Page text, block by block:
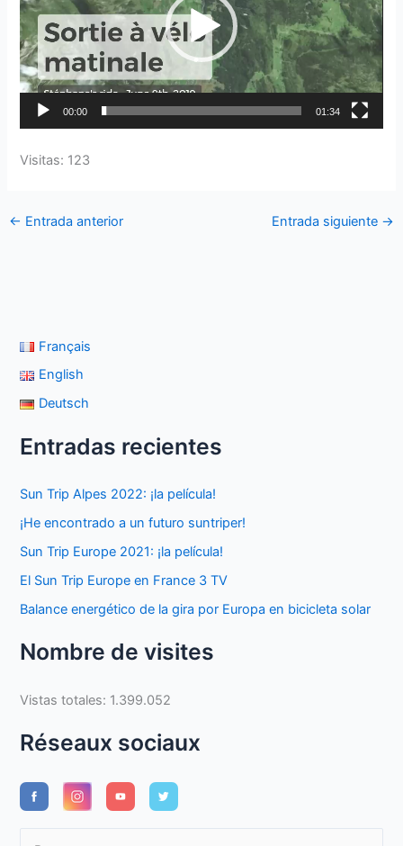
00:00 01:34
Visitas: 123
← Entrada anterior Entrada siguiente →
Français
English
Deutsch
Entradas recientes
Sun Trip Alpes 2022: ¡la película!
¡He encontrado a un futuro suntriper!
Sun Trip Europe 2021: ¡la película!
El Sun Trip Europe en France 3 TV
Balance energético de la gira por Europa en bicicleta solar
Nombre de visites
Vistas totales: 1.399.052
Réseaux sociaux